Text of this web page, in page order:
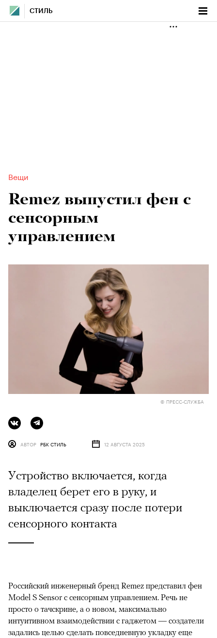
СТИЛЬ
Вещи
Remez выпустил фен с
сенсорным
управлением
© ПРЕСС-СЛУЖБА
АВТОР РБК СТИЛЬ 12 АВГУСТА 2025
Устройство включается, когда
владелец берет его в руку, и
выключается сразу после потери
сенсорного контакта
Российский инженерный бренд Remez представил фен
Model S Sensor с сенсорным управлением. Речь не
просто о тачскрине, а о новом, максимально
интуитивном взаимодействии с гаджетом — создатели
задались целью сделать повседневную укладку еще